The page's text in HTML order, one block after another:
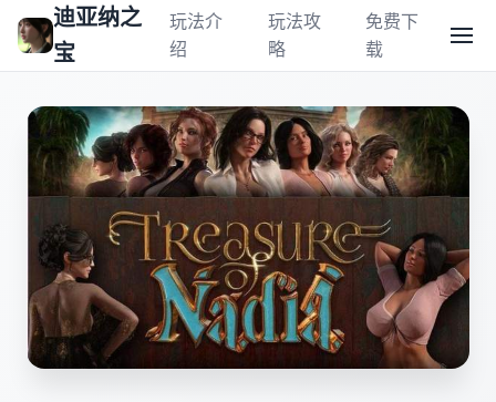
迪亚纳之
宝
玩法介
绍
玩法攻
略
免费下
载